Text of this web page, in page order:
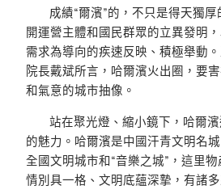
成績“爾濱”的，不只是得天獨
開運營主體和國民群眾的立異發明
需求為導向的疾速反映、積極舉動
院長戴斌所言，哈爾濱火出圈，要
和氣意的城市抽像。
站在聚光燈、縮小鏡下，哈爾
的魅力。哈爾濱是中國汗青文明名城
全國文明城市和“音樂之城”，這里
情別具一格、文明底蘊深摯，有諸